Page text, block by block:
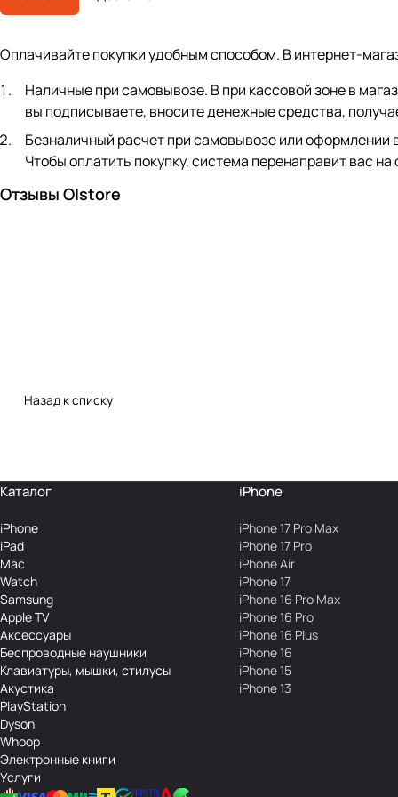
Оплачивайте покупки удобным способом. В интернет-
Наличные при самовывозе. В при кассовой зоне в
вы подписываете, вносите денежные средства,
Безналичный расчет при самовывозе или оформлении
Чтобы оплатить покупку, система перенаправит вас
Отзывы O|store
Назад к списку
Каталог
iPhone
iPad
Mac
Watch
Samsung
Apple TV
Аксесcуары
Беcпроводные наушники
Клавиатуры, мышки, стилусы
Акустика
PlayStation
Dyson
Whoop
Электронные книги
Услуги
iPhone
iPhone 17 Pro Max
iPhone 17 Pro
iPhone Air
iPhone 17
iPhone 16 Pro Max
iPhone 16 Pro
iPhone 16 Plus
iPhone 16
iPhone 15
iPhone 13